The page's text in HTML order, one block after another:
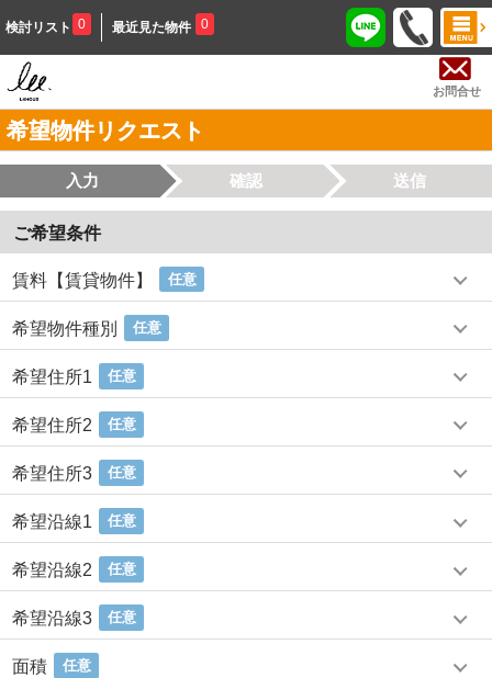
検討リスト 0 最近見た物件 0
お問合せ
希望物件リクエスト
入力 確認 送信
ご希望条件
賃料【賃貸物件】 任意
希望物件種別 任意
希望住所1 任意
希望住所2 任意
希望住所3 任意
希望沿線1 任意
希望沿線2 任意
希望沿線3 任意
面積 任意